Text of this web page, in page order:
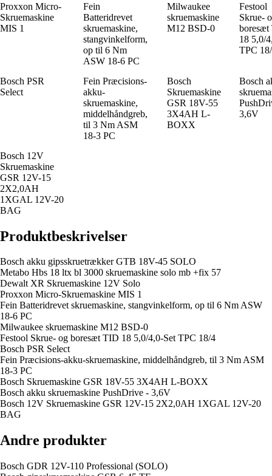
Proxxon Micro-
Skruemaskine
MIS 1
Fein
Batteridrevet
skruemaskine,
stangvinkelform,
op til 6 Nm
ASW 18-6 PC
Milwaukee
skruemaskine
M12 BSD-0
Festool
Skrue-
18 5,0/
TPC
Bosch PSR
Select
Fein Præcisions-
akku-
skruemaskine,
middelhåndgreb,
til 3 Nm ASM
18-3 PC
Bosch
Skruemaskine
GSR 18V-55
3X4AH L-
BOXX
Bosch
3,6V
Bosch 12V
Skruemaskine
GSR 12V-15
2X2,0AH
1XGAL 12V-20
BAG
Produktbeskrivelser
Bosch akku gipsskruetrækker GTB 18V-45 SOLO
Metabo Hbs 18 ltx bl 3000 skruemaskine solo mb +fix 57
Dewalt XR Skruemaskine 12V Solo
Proxxon Micro-Skruemaskine MIS 1
Fein Batteridrevet skruemaskine, stangvinkelform, op til 6 Nm ASW
18-6 PC
Milwaukee skruemaskine M12 BSD-0
Festool Skrue- og boresæt TID 18 5,0/4,0-Set TPC 18/4
Bosch PSR Select
Fein Præcisions-akku-skruemaskine, middelhåndgreb, til 3 Nm ASM
18-3 PC
Bosch Skruemaskine GSR 18V-55 3X4AH L-BOXX
Bosch akku skruemaskine PushDrive - 3,6V
Bosch 12V Skruemaskine GSR 12V-15 2X2,0AH 1XGAL 12V-20
BAG
Andre produkter
Bosch GDR 12V-110 Professional (SOLO)